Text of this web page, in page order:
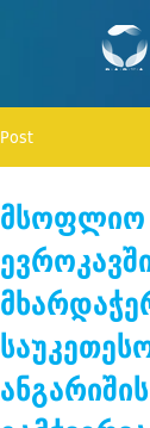
Post
მსოფლიო